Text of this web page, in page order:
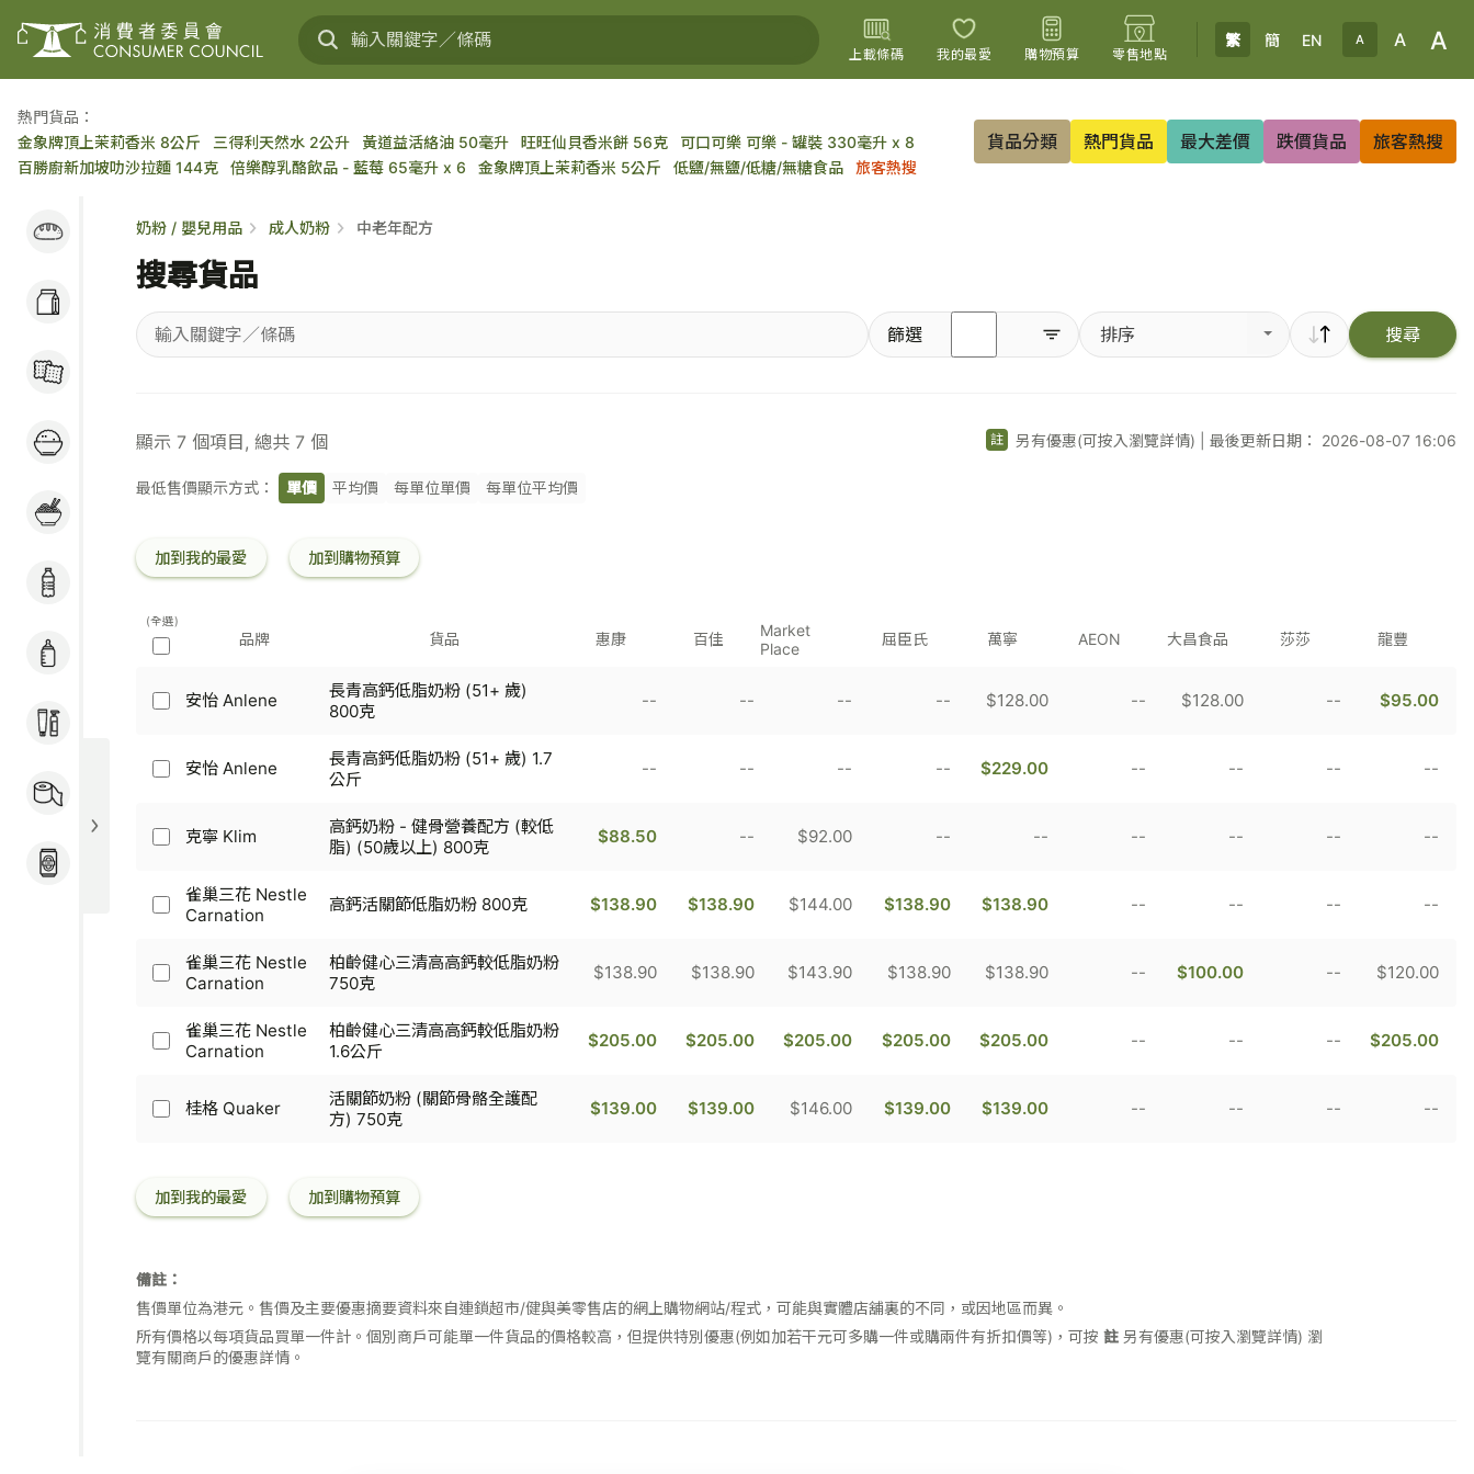
上載條碼 我的最愛 購物預算 零售地點
上載圖片
繁 簡 EN A A A
熱門貨品：
金象牌頂上茉莉香米 8公斤
三得利天然水 2公升 黃道益活絡油 50毫升 旺旺仙貝香米餅 56克
可口可樂 可樂 - 罐裝 330毫升 x 8
百勝廚新加坡叻沙拉麵 144克
倍樂醇乳酪飲品 - 藍莓 65毫升 x 6 金象牌頂上茉莉香米 5公斤 低鹽/無鹽/低糖/無糖食品 旅客熱搜
貨品分類 熱門貨品 最大差價 跌價貨品 旅客熱搜
麵包蛋糕 / 穀類早餐
/ 麵包醬
奶類及乳製品 / 大豆
製品 / 蛋類
米 / 食油 / 罐頭 / 蔬
果 / 肉類
粉麵 / 煮食用料 / 冷
奶粉 / 嬰兒用品
家居用品 / 寵物食品
奶粉 / 嬰兒用品 成人奶粉 中老年配方
搜尋貨品
鍵
／
篩選 排序 搜尋
顯示 7 個項目, 總共 7 個 註 另有優惠(可按入瀏覽詳情) 最後更新日期： 2026-08-07 16:06
最低售價顯示方式： 單價 平均價 每單位單價 每單位平均價
加到我的最愛 加到購物預算
(全選)
品牌 貨品 惠康 百佳
Market
Place
屈臣氏 萬寧 AEON 大昌食品 莎莎 龍豐
安
-
高
脂
奶
(51+
歲)
安怡 Anlene
長青高鈣低脂奶粉 (51+ 歲)
800克
-- -- -- -- $128.00 -- $128.00 -- $95.00
安
-
高
脂
奶
(51+
歲)
斤
安怡 Anlene
長青高鈣低脂奶粉 (51+ 歲) 1.7
公斤
-- -- -- -- $229.00 -- -- -- --
克
Klim
-
奶
健
骨
養
配
脂)
(50
上)
800
克
克寧 Klim
高鈣奶粉 - 健骨營養配方 (較低
脂) (50歲以上) 800克
$88.50 -- $92.00 -- -- -- -- -- --
雀
花
Nestle
Carnation
-
活
關
奶
粉
克
雀巢三花 Nestle
Carnation
高鈣活關節低脂奶粉 800克 $138.90 $138.90 $144.00 $138.90 $138.90 -- -- -- --
雀
花
Nestle
-
心
三
高
較
低
脂
雀巢三花 Nestle
Carnation
柏齡健心三清高高鈣較低脂奶粉
750克
$138.90 $138.90 $143.90 $138.90 $138.90 -- $100.00 -- $120.00
雀
花
柏
齡
三
清
高
高
鈣
雀巢三花 Nestle
Carnation
柏齡健心三清高高鈣較低脂奶粉
1.6公斤
$205.00 $205.00 $205.00 $205.00 $205.00 -- -- -- $205.00
桂
活
關
粉
(關
節
骨
骼
桂格 Quaker
活關節奶粉 (關節骨骼全護配
方) 750克
$139.00 $139.00 $146.00 $139.00 $139.00 -- -- -- --
加到我的最愛 加到購物預算
備註：
售價單位為港元。售價及主要優惠摘要資料來自連鎖超市/健與美零售店的網上購物網站/程式，可能與實體店舖裏的不同，或因地區而異。
所有價格以每項貨品買單一件計。個別商戶可能單一件貨品的價格較高，但提供特別優惠(例如加若干元可多購一件或購兩件有折扣價等)，可按 註 另有優惠(可按入瀏覽詳情) 瀏
覽有關商戶的優惠詳情。